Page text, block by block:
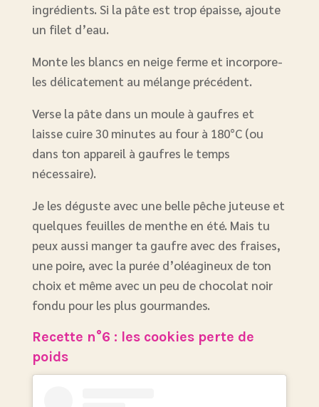
ingrédients. Si la pâte est trop épaisse, ajoute
un filet d’eau.
Monte les blancs en neige ferme et incorpore-
les délicatement au mélange précédent.
Verse la pâte dans un moule à gaufres et
laisse cuire 30 minutes au four à 180°C (ou
dans ton appareil à gaufres le temps
nécessaire).
Je les déguste avec une belle pêche juteuse et
quelques feuilles de menthe en été. Mais tu
peux aussi manger ta gaufre avec des fraises,
une poire, avec la purée d’oléagineux de ton
choix et même avec un peu de chocolat noir
fondu pour les plus gourmandes.
Recette n°6 : les cookies perte de
poids